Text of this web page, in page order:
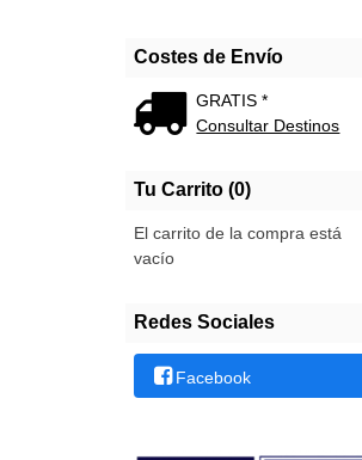
Costes de Envío
GRATIS *
Consultar Destinos
Tu Carrito (0)
El carrito de la compra está
vacío
Redes Sociales
Facebook